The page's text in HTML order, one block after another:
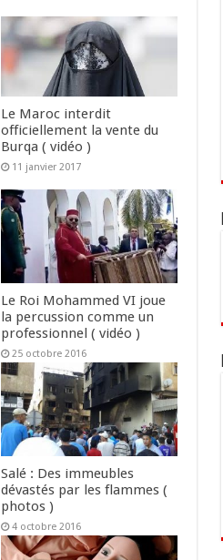
Le Maroc interdit
officiellement la vente du
Burqa ( vidéo )
11 janvier 2017
Le Roi Mohammed VI joue
la percussion comme un
professionnel ( vidéo )
25 octobre 2016
Salé : Des immeubles
dévastés par les flammes (
photos )
4 octobre 2016